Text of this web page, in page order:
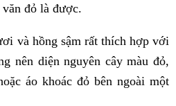
đỏ là được.
và hồng sậm rất thích hợp với
nên diện nguyên cây màu đỏ,
áo khoác đỏ bên ngoài một